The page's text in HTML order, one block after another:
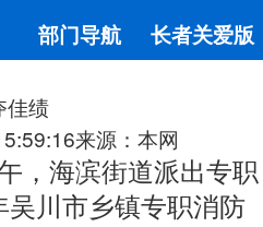
部门导航
长者关爱版
佳绩
来源：本网
，海滨街道派出专职
吴川市乡镇专职消防